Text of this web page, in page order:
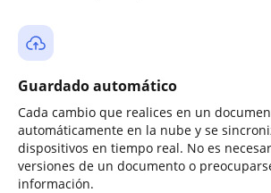
Guardado automático
Cada cambio que realices en un
automáticamente en la nube y se
dispositivos en tiempo real. No es
versiones de un documento o
información.